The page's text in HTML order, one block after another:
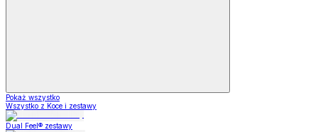
Pokaż wszystko
Wszystko z Koce i zestawy
Dual Feel® zestawy